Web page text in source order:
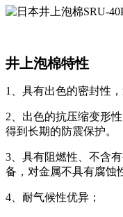
井上泡棉特性
1、具有出色的密封性
2、出色的抗压缩变形
得到长期的防震保护。
3、具有阻燃性、不含
备，对金属不具有腐蚀
4、耐气候性优异；